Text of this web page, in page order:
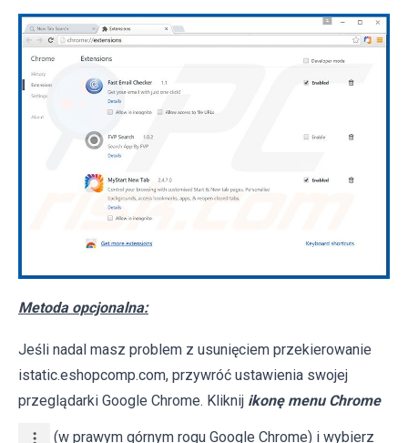
Metoda opcjonalna:
Jeśli nadal masz problem z usunięciem przekierowanie
istatic.eshopcomp.com, przywróć ustawienia swojej
przeglądarki Google Chrome. Kliknij ikonę menu Chrome
(w prawym górnym rogu Google Chrome) i wybierz